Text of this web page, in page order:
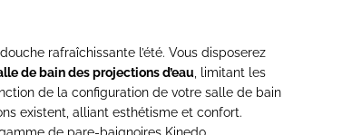
rafraîchissante l’été. Vous disposerez
de bain des projections d’eau , limitant les
de la configuration de votre salle de bain
existent, alliant esthétisme et confort.